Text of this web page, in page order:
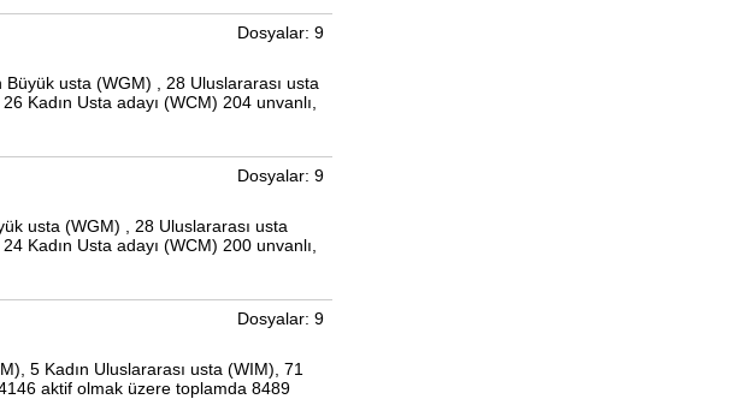
Dosyalar: 9
usta (WGM) , 28 Uluslararası usta
Kadın Usta adayı (WCM) 204 unvanlı,
Dosyalar: 9
usta (WGM) , 28 Uluslararası usta
Kadın Usta adayı (WCM) 200 unvanlı,
Dosyalar: 9
5 Kadın Uluslararası usta (WIM), 71
aktif olmak üzere toplamda 8489